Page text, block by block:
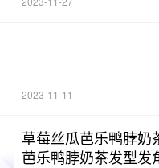
2023-11-11
草莓丝瓜芭乐鸭脖奶
芭乐鸭脖奶茶发型发